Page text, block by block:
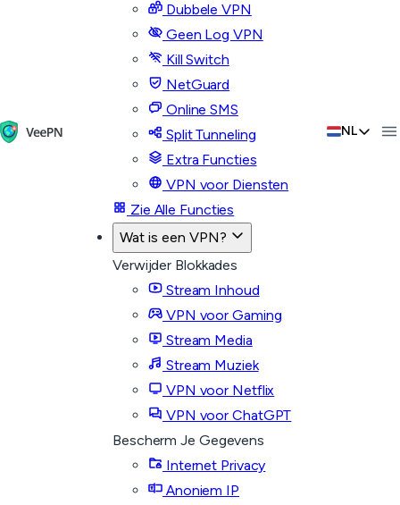
Dubbele VPN
Geen Log VPN
Kill Switch
NetGuard
Online SMS
Split Tunneling
Extra Functies
VPN voor Diensten
Zie Alle Functies
Wat is een VPN?
Verwijder Blokkades
Stream Inhoud
VPN voor Gaming
Stream Media
Stream Muziek
VPN voor Netflix
VPN voor ChatGPT
Bescherm Je Gegevens
Internet Privacy
Anoniem IP
NL